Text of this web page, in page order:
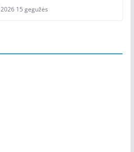
2026 15 gegužės